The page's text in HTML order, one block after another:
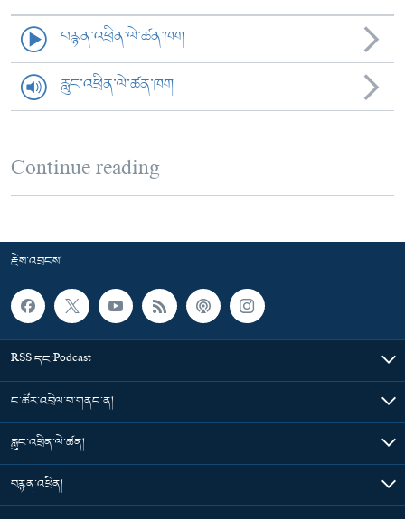
བརྙན་འཕྲིན་ལེ་ཚན་ཁག
རླུང་འཕྲིན་ལེ་ཚན་ཁག
Continue reading
རྗེས་འབྲངས།
RSS དང་Podcast
ང་ཚོར་འབྲེལ་བ་གནང་ན།
རླུང་འཕྲིན་ལེ་ཚན།
བརྙན་འཕྲིན།